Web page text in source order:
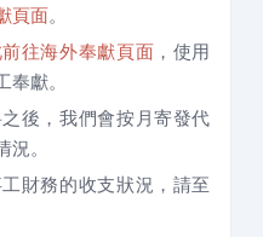
頁面。
往海外奉獻頁面 ，使用
獻。
後，我們會按月寄發代
。
財務的收支狀況，請至